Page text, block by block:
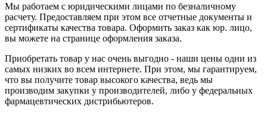
Мы работаем с юридическими лицами по безналичному
расчету. Предоставляем при этом все отчетные документы и
сертификаты качества товара. Оформить заказ как юр. лицо,
вы можете на странице оформления заказа.
Приобретать товар у нас очень выгодно - наши цены одни из
самых низких во всем интернете. При этом, мы гарантируем,
что вы получите товар высокого качества, ведь мы
производим закупки у производителей, либо у федеральных
фармацевтических дистрибьютеров.